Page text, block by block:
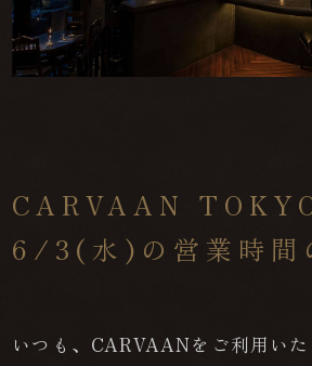
CARVAAN
6/3(水)の営業時間
いつも、CARVAANをご利用い